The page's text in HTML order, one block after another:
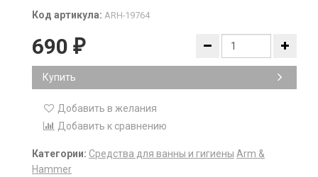
Код артикула: ARH-19764
690 ₽
Купить
Добавить в желания
Добавить к сравнению
Категории: Средства для ванны и гигиены Arm &
Hammer